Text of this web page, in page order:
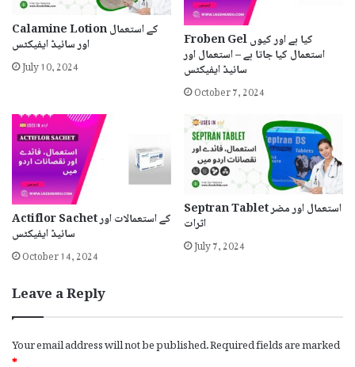
Calamine Lotion کے استعمال
اور سائیڈ ایفیکٹس
July 10, 2024
Froben Gel کیا ہے اور کیوں
استعمال کیا جاتا ہے – استعمال اور
سائیڈ ایفیکٹس
October 7, 2024
Actiflor Sachet کے استعمالات اور
سائیڈ ایفیکٹس
October 14, 2024
Septran Tablet استعمال اور مضر
اثرات
July 7, 2024
Leave a Reply
Your email address will not be published.Required fields are marked
*